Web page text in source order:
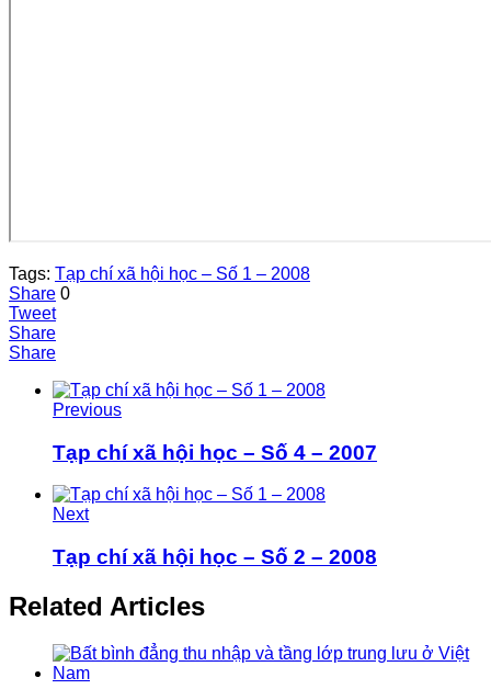
Tags: Tạp chí xã hội học – Số 1 – 2008
Share 0
Tweet
Share
Share
Previous
Tạp chí xã hội học – Số 4 – 2007
Next
Tạp chí xã hội học – Số 2 – 2008
Related Articles